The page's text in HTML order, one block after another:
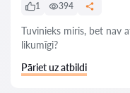
1
394
Tuvinieks miris, bet nav
likumīgi?
Pāriet uz atbildi